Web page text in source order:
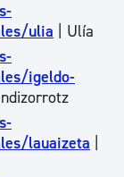
ulia | Ulía
igeldo-
lauaizeta